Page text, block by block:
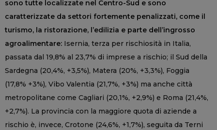
sono tutte localizzate nel Centro-Sud e sono
caratterizzate da settori fortemente penalizzati, come il
turismo, la ristorazione, l’edilizia e parte dell’ingrosso
agroalimentare: Isernia, terza per rischiosità in Italia,
passata dal 19,8% al 23,7% di imprese a rischio; il Sud della
Sardegna (20,4%, +3,5%), Matera (20%, +3,3%), Foggia
(17,8% +3%), Vibo Valentia (21,7%, +3%) ma anche città
metropolitane come Cagliari (20,1%, +2,9%) e Roma (21,4%,
+2,7%). La provincia con la maggiore quota di aziende a
rischio è, invece, Crotone (24,6%, +1,7%), seguita da Terni